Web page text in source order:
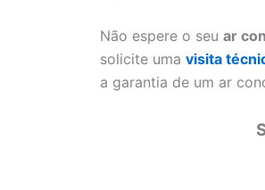
Não espere o seu ar
solicite uma visita
a garantia de um ar